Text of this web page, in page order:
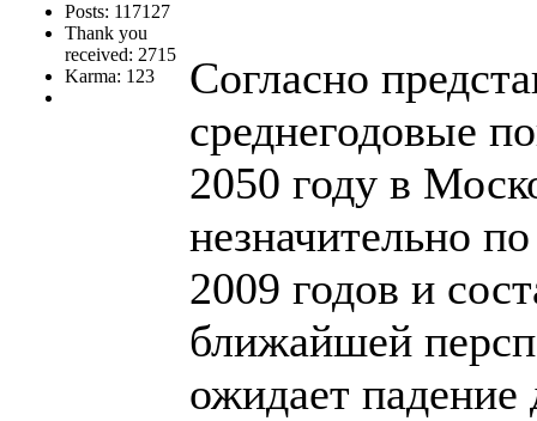
Posts: 117127
Thank you
received: 2715
Karma: 123
Согласно
среднегодовые
2050 году в
незначительно
2009 годов и
ближайшей
ожидает падение